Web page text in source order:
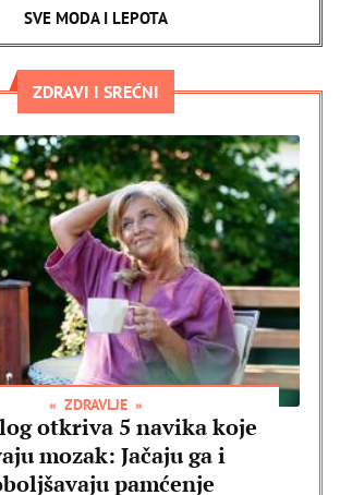
SVE MODA I LEPOTA
ZDRAVI I SREĆNI
ZDRAVLJE
otkriva 5 navika koje
mozak: Jačaju ga i
pamćenje